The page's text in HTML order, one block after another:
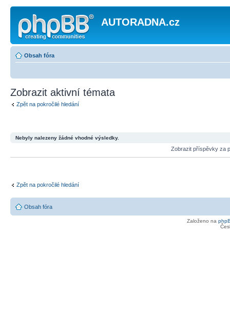
AUTORADNA.cz
Obsah fóra
Zobrazit aktivní témata
Zpět na pokročilé hledání
Nebyly nalezeny žádné vhodné výsledky.
Zobrazit příspěvky za
Zpět na pokročilé hledání
Obsah fóra
Založeno na